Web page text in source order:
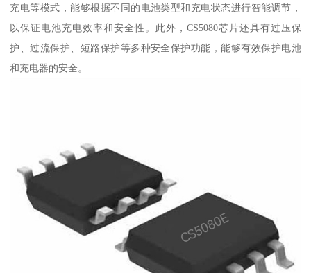
充电等模式，能够根据不同的电池类型和充电状态进行智能调节，
以保证电池充电效率和安全性。此外，CS5080芯片还具有过压保
护、过流保护、短路保护等多种安全保护功能，能够有效保护电池
和充电器的安全。